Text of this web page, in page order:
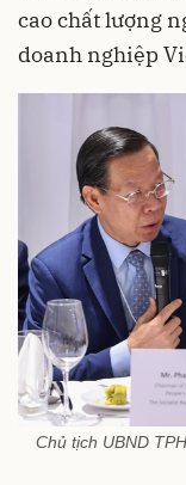
cao chất lượng
doanh nghiệp
Chủ tịch UBND